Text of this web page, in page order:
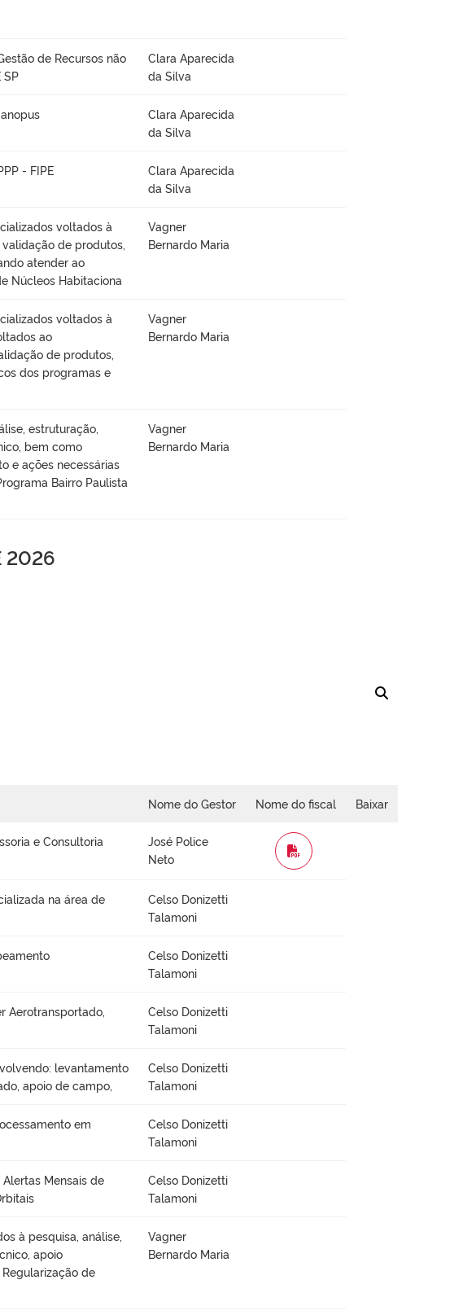
de Recursos não
SP
Clara Aparecida
da Silva
Clara Aparecida
da Silva
- FIPE
Clara Aparecida
da Silva
voltados à
de produtos,
atender ao
Núcleos Habitaciona
Vagner
Bernardo Maria
voltados à
ao
de produtos,
dos programas e
Vagner
Bernardo Maria
estruturação,
bem como
e ações necessárias
Bairro Paulista
Vagner
Bernardo Maria
2026
Nome do Gestor Nome do fiscal Baixar
e Consultoria
José Police
Neto
WORD
na área de
Celso Donizetti
Talamoni
Celso Donizetti
Talamoni
Aerotransportado,
Celso Donizetti
Talamoni
levantamento
apoio de campo,
Celso Donizetti
Talamoni
em
Celso Donizetti
Talamoni
Mensais de
Celso Donizetti
Talamoni
à pesquisa, análise,
apoio
de
Vagner
Bernardo Maria